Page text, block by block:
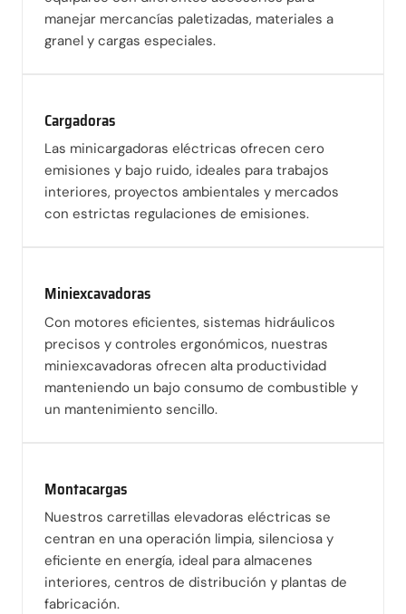
manejar mercancías paletizadas, materiales a
granel y cargas especiales.
Cargadoras
Las minicargadoras eléctricas ofrecen cero
emisiones y bajo ruido, ideales para trabajos
interiores, proyectos ambientales y mercados
con estrictas regulaciones de emisiones.
Miniexcavadoras
Con motores eficientes, sistemas hidráulicos
precisos y controles ergonómicos, nuestras
miniexcavadoras ofrecen alta productividad
manteniendo un bajo consumo de combustible y
un mantenimiento sencillo.
Montacargas
Nuestros carretillas elevadoras eléctricas se
centran en una operación limpia, silenciosa y
eficiente en energía, ideal para almacenes
interiores, centros de distribución y plantas de
fabricación.